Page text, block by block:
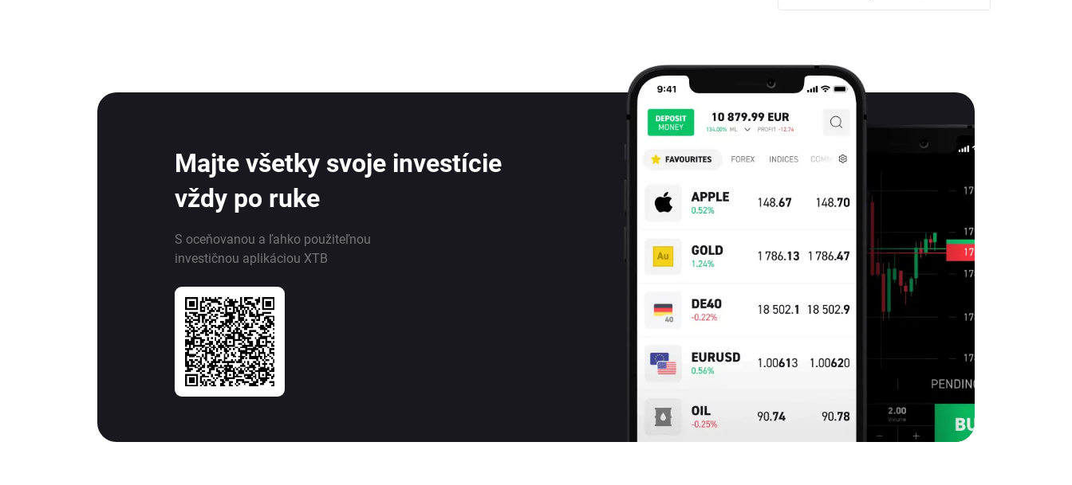
Majte všetky svoje investície
vždy po ruke
S oceňovanou a ľahko použiteľnou
investičnou aplikáciou XTB